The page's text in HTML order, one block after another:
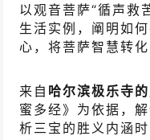
以观音菩萨“循声救
生活实例，阐明如
心，将菩萨智慧转
来自 哈尔滨极乐寺
蜜多经》 为依据，
析三宝的胜义内涵